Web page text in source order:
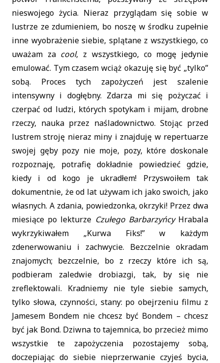
nieswojego życia. Nieraz przyglądam się sobie w
lustrze ze zdumieniem, bo noszę w środku zupełnie
inne wyobrażenie siebie, splątane z wszystkiego, co
uważam za cool, z wszystkiego, co mogę jedynie
emulować. Tym czasem wciąż okazuję się być „tylko”
sobą. Proces tych zapożyczeń jest szalenie
intensywny i dogłębny. Zdarza mi się pożyczać i
czerpać od ludzi, których spotykam i mijam, drobne
rzeczy, nauka przez naśladownictwo. Stojąc przed
lustrem stroję nieraz miny i znajduję w repertuarze
swojej gęby pozy nie moje, pozy, które doskonale
rozpoznaję, potrafię dokładnie powiedzieć gdzie,
kiedy i od kogo je ukradłem! Przyswoiłem tak
dokumentnie, że od lat używam ich jako swoich, jako
własnych. A zdania, powiedzonka, okrzyki! Przez dwa
miesiące po lekturze Czułego BarbarzyńcyHrabala
wykrzykiwałem „Kurwa Fiks!” w każdym
zdenerwowaniu i zachwycie. Bezczelnie okradam
znajomych; bezczelnie, bo z rzeczy które ich są,
podbieram zaledwie drobiazgi, tak, by się nie
zreflektowali. Kradniemy nie tyle siebie samych,
tylko słowa, czynności, stany: po obejrzeniu filmu z
Jamesem Bondem nie chcesz być Bondem – chcesz
być jak Bond. Dziwna to tajemnica, bo przecież mimo
wszystkie te zapożyczenia pozostajemy sobą,
doczepiając do siebie nieprzerwanie czyjeś bycia,